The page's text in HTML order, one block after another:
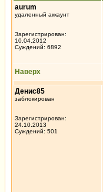
aurum
удаленный аккаунт
Зарегистрирован:
10.04.2012
Суждений: 6892
Наверх
Денис85
заблокирован
Зарегистрирован:
24.10.2013
Суждений: 501